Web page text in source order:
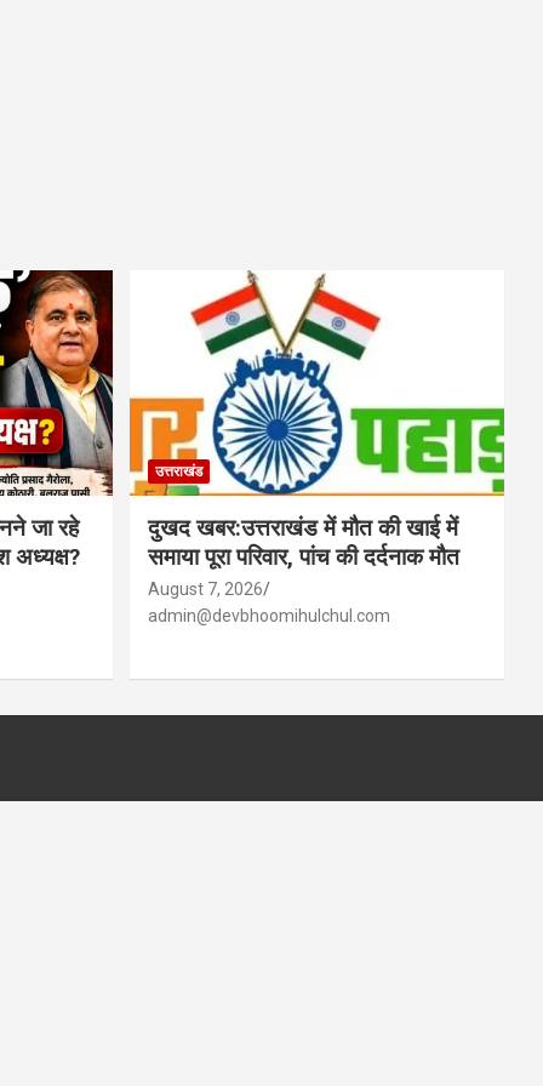
जा रहे
अध्यक्ष?
उत्तराखंड
दुखद खबर:उत्तराखंड में मौत की खाई में
समाया पूरा परिवार, पांच की दर्दनाक मौत
August 7, 2026
admin@devbhoomihulchul.com